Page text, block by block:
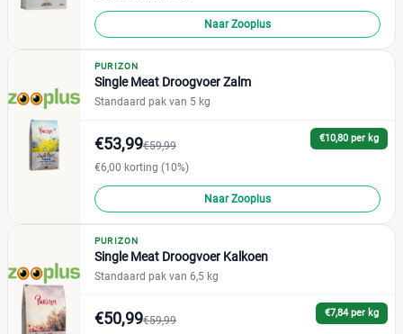
Maine Coon (0)
Noorse Boskat (0)
Ragdoll
Siamees
Sphynx (0)
Voedingsbehoefte kat
Blaasgruis
Diabetes
Drachtig en zogend (0)
Naar Zooplus
PURIZON
Single Meat Droogvoer Zalm
Standaard pak van 5 kg
€10,80 per kg
€53,99€59,99
€6,00 korting (10%)
Naar Zooplus
PURIZON
Single Meat Droogvoer Kalkoen
Standaard pak van 6,5 kg
€7,84 per kg
€50,99€59,99